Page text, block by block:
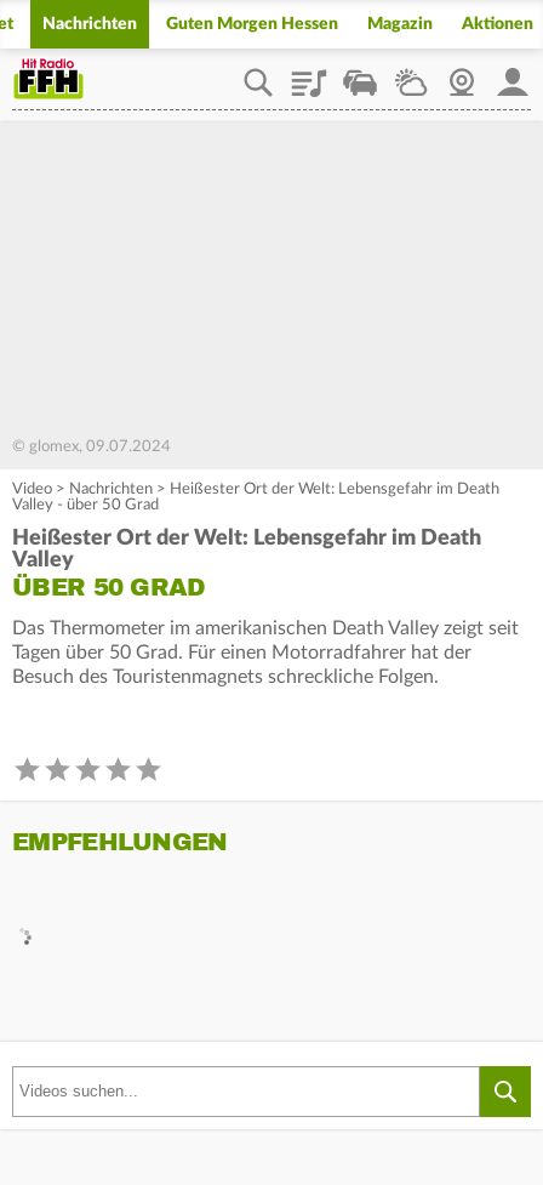
Nachrichten Guten Morgen Hessen Magazin Aktionen
PlaylistStaupilotWetterWebcam
© glomex, 09.07.2024
Video > Nachrichten > Heißester Ort der Welt: Lebensgefahr im Death
Valley - über 50 Grad
Heißester Ort der Welt: Lebensgefahr im Death
Valley
ÜBER 50 GRAD
Das Thermometer im amerikanischen Death Valley zeigt seit
Tagen über 50 Grad. Für einen Motorradfahrer hat der
Besuch des Touristenmagnets schreckliche Folgen.
EMPFEHLUNGEN